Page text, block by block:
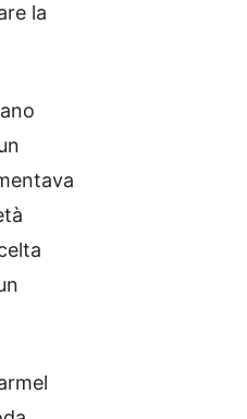
la